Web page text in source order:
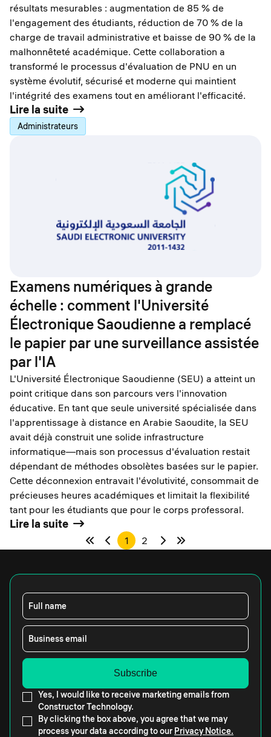
résultats mesurables : augmentation de 85 % de
l'engagement des étudiants, réduction de 70 % de la
charge de travail administrative et baisse de 90 % de la
malhonnêteté académique. Cette collaboration a
transformé le processus d'évaluation de PNU en un
système évolutif, sécurisé et moderne qui maintient
l'intégrité des examens tout en améliorant l'efficacité.
Lire la suite
Administrateurs
Examens numériques à grande
échelle : comment l'Université
Électronique Saoudienne a remplacé
le papier par une surveillance assistée
par l'IA
L'Université Électronique Saoudienne (SEU) a atteint un
point critique dans son parcours vers l'innovation
éducative. En tant que seule université spécialisée dans
l'apprentissage à distance en Arabie Saoudite, la SEU
avait déjà construit une solide infrastructure
informatique—mais son processus d'évaluation restait
dépendant de méthodes obsolètes basées sur le papier.
Cette déconnexion entravait l'évolutivité, consommait de
précieuses heures académiques et limitait la flexibilité
tant pour les étudiants que pour le corps professoral.
Lire la suite
1 2
Full name
Business email
Yes, I would like to receive marketing emails from
Constructor Technology.
By clicking the box above, you agree that we may
process your data according to our Privacy Notice.